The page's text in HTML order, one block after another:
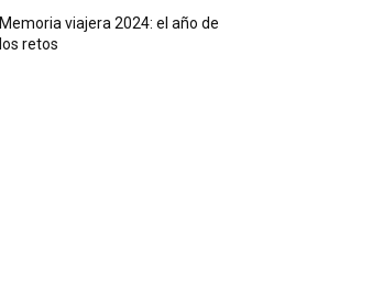
Memoria viajera 2024: el año de
los retos